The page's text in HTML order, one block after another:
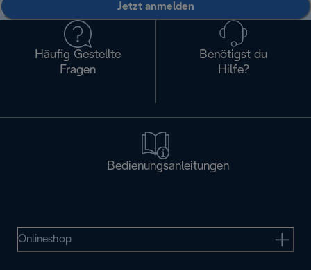
Jetzt anmelden
Häufig Gestellte
Fragen
Benötigst du
Hilfe?
Bedienungsanleitungen
Onlineshop